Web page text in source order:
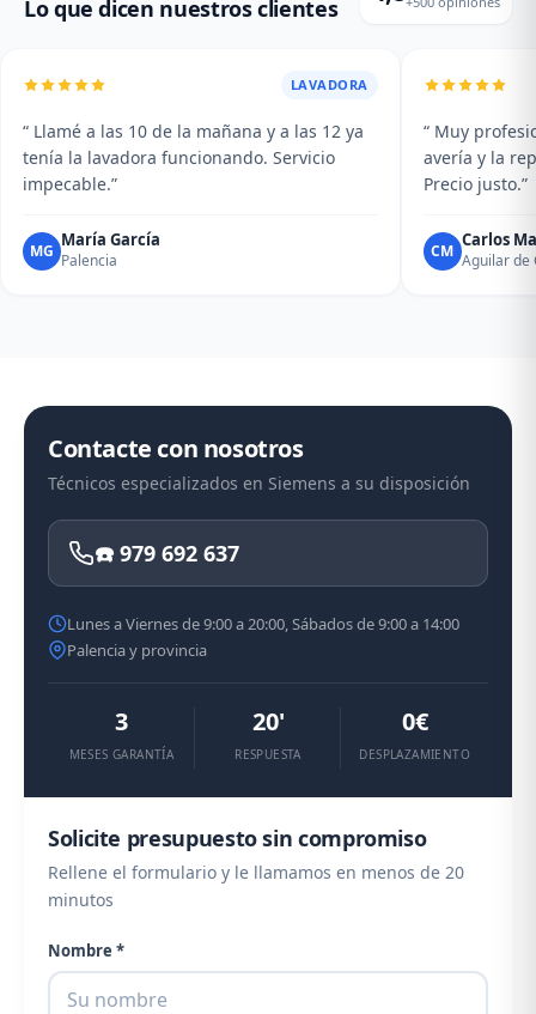
Lo que dicen nuestros clientes
LAVADORA
“ Llamé a las 10 de la mañana y a las 12 ya
tenía la lavadora funcionando. Servicio
impecable.”
MG
María García
Palencia
“ Muy
avería y la
Precio justo.”
CM
Carlos
Aguilar de
Contacte con nosotros
Técnicos especializados en Siemens a su disposición
☎️ 979 692 637
Lunes a Viernes de 9:00 a 20:00, Sábados de 9:00 a 14:00
Palencia y provincia
3
MESES GARANTÍA
20'
RESPUESTA
0€
DESPLAZAMIENTO
Solicite presupuesto sin compromiso
Rellene el formulario y le llamamos en menos de 20
minutos
Nombre *